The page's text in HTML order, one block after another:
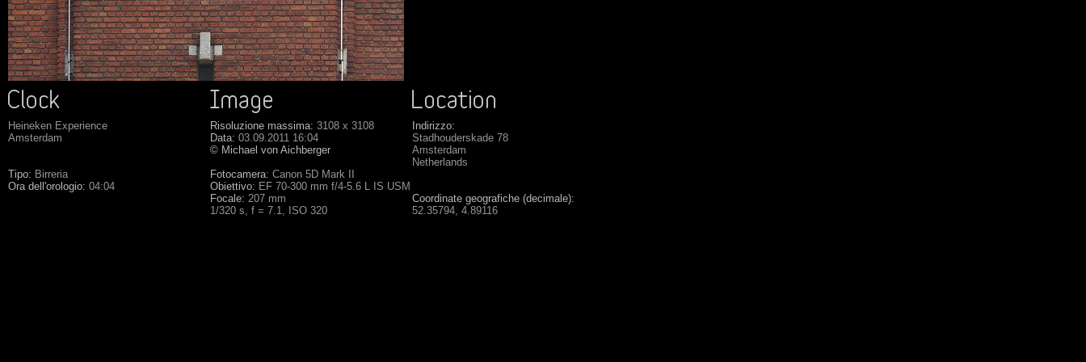
Heineken Experience
Amsterdam
Tipo: Birreria
Ora dell'orologio: 04:04
Risoluzione massima: 3108 x 3108
Data: 03.09.2011 16:04
© Michael von Aichberger
Fotocamera: Canon 5D Mark II
Obiettivo: EF 70-300 mm f/4-5.6 L IS USM
Focale: 207 mm
1/320 s, f = 7.1, ISO 320
Indirizzo:
Stadhouderskade 78
Amsterdam
Netherlands
Coordinate geografiche (decimale):
52.35794, 4.89116